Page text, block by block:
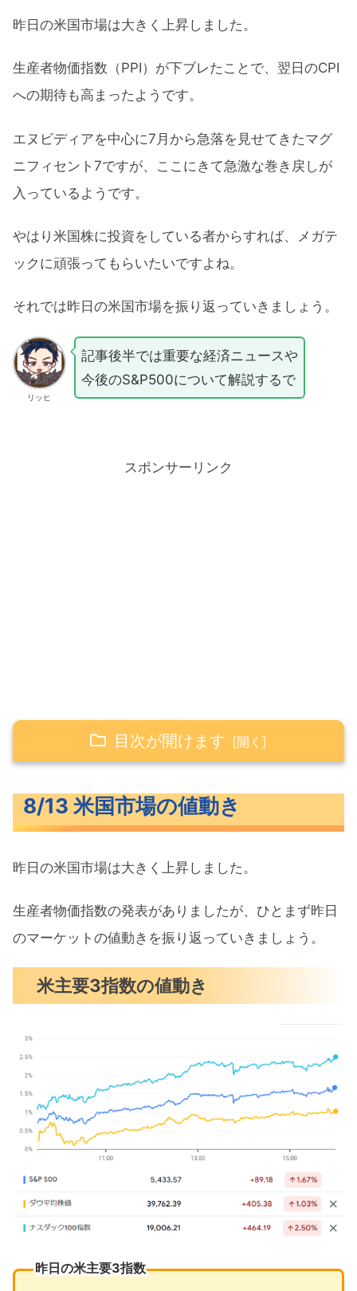
昨日の米国市場は大きく上昇しました。
生産者物価指数（PPI）が下ブレたことで、翌日のCPI
への期待も高まったようです。
エヌビディアを中心に7月から急落を見せてきたマグ
ニフィセント7ですが、ここにきて急激な巻き戻しが
入っているようです。
やはり米国株に投資をしている者からすれば、メガテ
ックに頑張ってもらいたいですよね。
それでは昨日の米国市場を振り返っていきましょう。
リッヒ
記事後半では重要な経済ニュースや
今後のS&P500について解説するで
スポンサーリンク
目次が開けます
米主要3指数の値動き
S&P500ヒートマップ
セクター別パフォーマンス
S&P500チャート分析
米国市場のトピックス
下振れした生産者物価指数（PPI）
エヌビディアのGB200年内は少量出荷
8月の注目イベントについて
まとめ
8/13 米国市場の値動き
昨日の米国市場は大きく上昇しました。
生産者物価指数の発表がありましたが、ひとまず昨日
のマーケットの値動きを振り返っていきましょう。
米主要3指数の値動き
昨日の米主要3指数